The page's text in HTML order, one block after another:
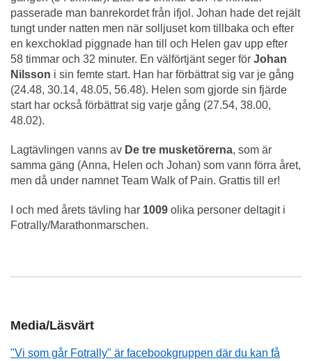
passerade man banrekordet från ifjol. Johan hade det rejält
tungt under natten men när solljuset kom tillbaka och efter
en kexchoklad piggnade han till och Helen gav upp efter
58 timmar och 32 minuter. En välförtjänt seger för Johan
Nilsson i sin femte start. Han har förbättrat sig var je gång
(24.48, 30.14, 48.05, 56.48). Helen som gjorde sin fjärde
start har också förbättrat sig varje gång (27.54, 38.00,
48.02).
Lagtävlingen vanns av De tre musketörerna, som är
samma gäng (Anna, Helen och Johan) som vann förra året,
men då under namnet Team Walk of Pain. Grattis till er!
I och med årets tävling har 1009 olika personer deltagit i
Fotrally/Marathonmarschen.
Media/Läsvärt
"Vi som går Fotrally" är facebookgruppen där du kan få